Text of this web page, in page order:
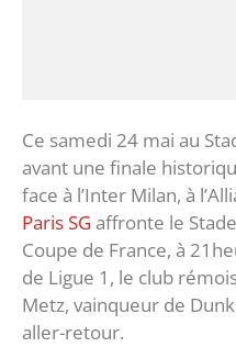
Ce samedi 24 mai au
avant une finale
face à l’Inter Milan, à
Paris SG affronte le
Coupe de France, à
de Ligue 1, le club
Metz, vainqueur de
aller-retour.